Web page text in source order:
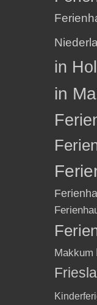
in
in
Makkum